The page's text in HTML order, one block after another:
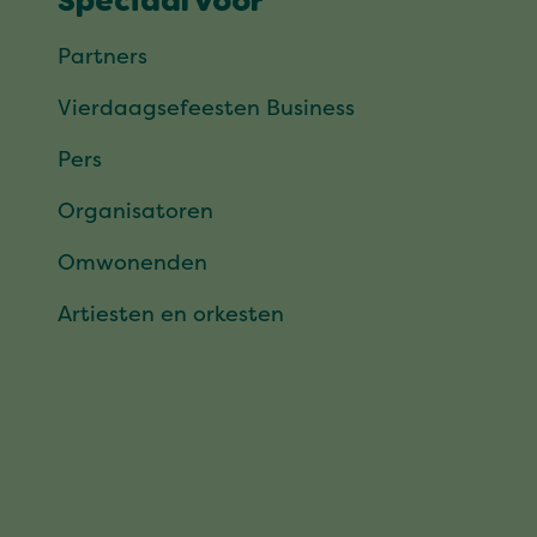
Partners
Vierdaagsefeesten Business
Pers
Organisatoren
Omwonenden
Artiesten en orkesten